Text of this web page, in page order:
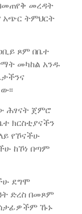
መረዳት
አጭር ትምህርት
ጾም በቤተ
መካከል አንዱ
ሕፃናት ጀምሮ
ክርስቲያናችን
የኾናችሁ
ከኾነ በጣም
ደግሞ
ድረስ በመጾም
ኹኑ